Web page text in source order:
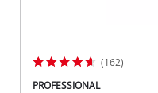
(162)
PROFESSIONAL